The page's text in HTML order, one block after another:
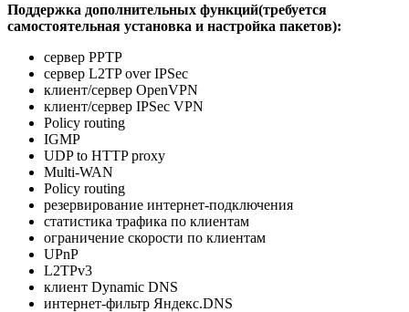
Поддержка дополнительных функций(требуется
самостоятельная установка и настройка пакетов):
сервер PPTP
сервер L2TP over IPSec
клиент/сервер OpenVPN
клиент/сервер IPSec VPN
Policy routing
IGMP
UDP to HTTP proxy
Multi-WAN
Policy routing
резервирование интернет-подключения
статистика трафика по клиентам
ограничение скорости по клиентам
UPnP
L2TPv3
клиент Dynamic DNS
интернет-фильтр Яндекс.DNS